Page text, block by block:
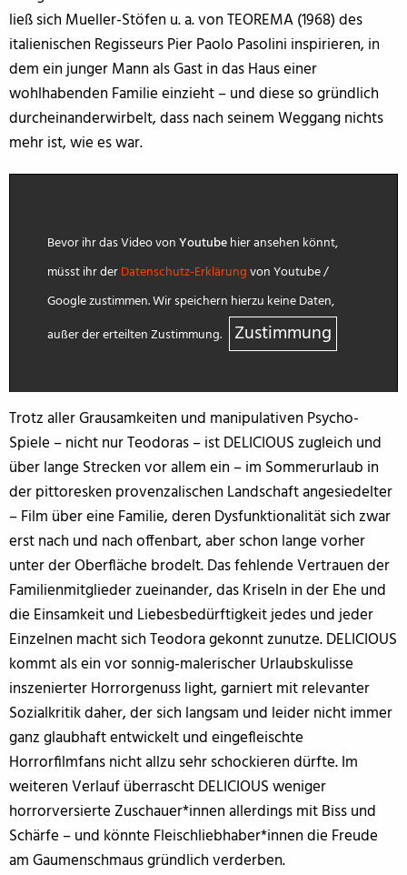
ließ sich Mueller-Stöfen u. a. von TEOREMA (1968) des
italienischen Regisseurs Pier Paolo Pasolini inspirieren, in
dem ein junger Mann als Gast in das Haus einer
wohlhabenden Familie einzieht – und diese so gründlich
durcheinanderwirbelt, dass nach seinem Weggang nichts
mehr ist, wie es war.
Bevor ihr das Video vonYoutubehier ansehen könnt,
müsst ihr derDatenschutz-Erklärungvon Youtube /
Google zustimmen. Wir speichern hierzu keine Daten,
außer der erteilten Zustimmung.
Zustimmung
Trotz aller Grausamkeiten und manipulativen Psycho-
Spiele – nicht nur Teodoras – ist DELICIOUS zugleich und
über lange Strecken vor allem ein – im Sommerurlaub in
der pittoresken provenzalischen Landschaft angesiedelter
– Film über eine Familie, deren Dysfunktionalität sich zwar
erst nach und nach offenbart, aber schon lange vorher
unter der Oberfläche brodelt. Das fehlende Vertrauen der
Familienmitglieder zueinander, das Kriseln in der Ehe und
die Einsamkeit und Liebesbedürftigkeit jedes und jeder
Einzelnen macht sich Teodora gekonnt zunutze. DELICIOUS
kommt als ein vor sonnig-malerischer Urlaubskulisse
inszenierter Horrorgenuss light, garniert mit relevanter
Sozialkritik daher, der sich langsam und leider nicht immer
ganz glaubhaft entwickelt und eingefleischte
Horrorfilmfans nicht allzu sehr schockieren dürfte. Im
weiteren Verlauf überrascht DELICIOUS weniger
horrorversierte Zuschauer*innen allerdings mit Biss und
Schärfe – und könnte Fleischliebhaber*innen die Freude
am Gaumenschmaus gründlich verderben.